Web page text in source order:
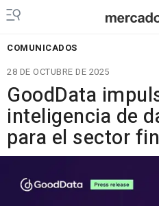
COMUNICADOS
28 DE OCTUBRE DE 2025
GoodData
inteligencia de
para el sector